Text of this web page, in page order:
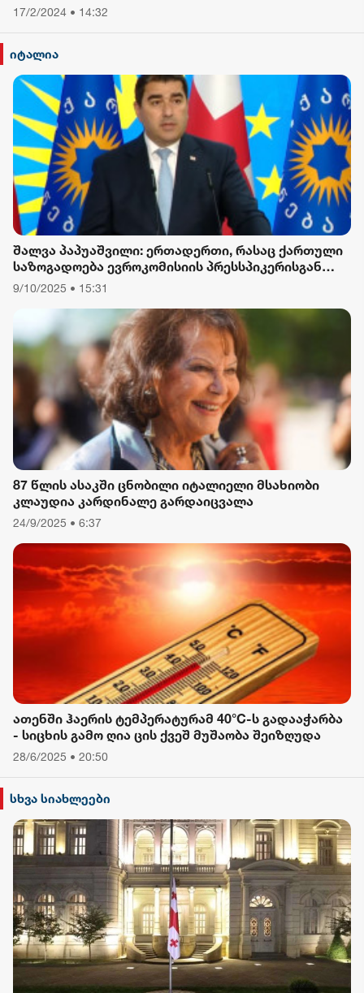
17/2/2024 • 14:32
იტალია
შალვა პაპუაშვილი: ერთადერთი, რასაც ქართული
საზოგადოება ევროკომისიის პრესსპიკერისგან
მოელის, არის ბოდიში ხელისუფლების დამხობის
9/10/2025 • 15:31
87 წლის ასაკში ცნობილი იტალიელი მსახიობი
კლაუდია კარდინალე გარდაიცვალა
24/9/2025 • 6:37
ათენში ჰაერის ტემპერატურამ 40°C-ს გადააჭარბა
- სიცხის გამო ღია ცის ქვეშ მუშაობა შეიზღუდა
28/6/2025 • 20:50
სხვა სიახლეები